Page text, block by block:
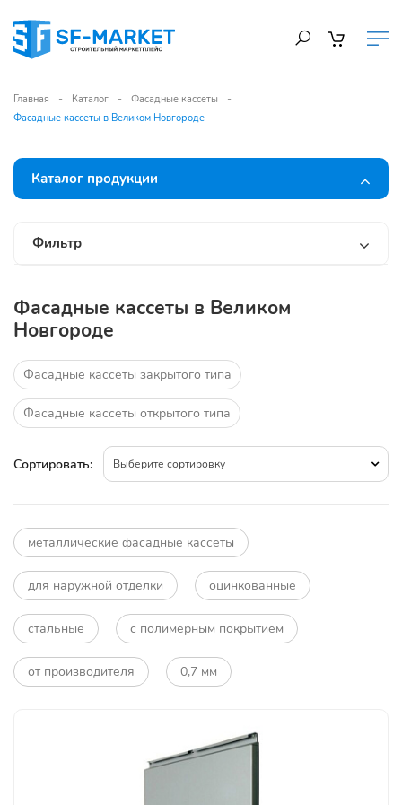
Главная Каталог
Фасадные кассеты
Фасадные кассеты в Великом Новгороде
Каталог продукции
Фильтр
Фасадные кассеты в Великом
Новгороде
Фасадные кассеты закрытого типа
Фасадные кассеты открытого типа
Сортировать: Выберите сортировку
металлические фасадные кассеты
для наружной отделки оцинкованные
стальные с полимерным покрытием
от производителя 0,7 мм